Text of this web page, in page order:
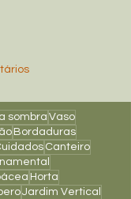
sombra Vaso
Bordaduras
Canteiro
Horta
Jardim Vertical